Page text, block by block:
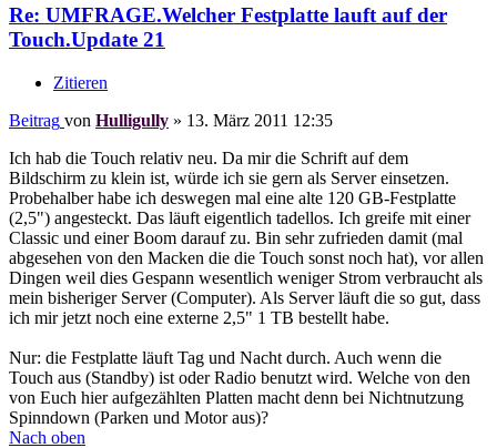
Re: UMFRAGE.Welcher Festplatte lauft auf der
Touch.Update 21
Zitieren
Beitrag von Hulligully » 13. März 2011 12:35
Ich hab die Touch relativ neu. Da mir die Schrift auf dem
Bildschirm zu klein ist, würde ich sie gern als Server einsetzen.
Probehalber habe ich deswegen mal eine alte 120 GB-Festplatte
(2,5") angesteckt. Das läuft eigentlich tadellos. Ich greife mit einer
Classic und einer Boom darauf zu. Bin sehr zufrieden damit (mal
abgesehen von den Macken die die Touch sonst noch hat), vor allen
Dingen weil dies Gespann wesentlich weniger Strom verbraucht als
mein bisheriger Server (Computer). Als Server läuft die so gut, dass
ich mir jetzt noch eine externe 2,5" 1 TB bestellt habe.
Nur: die Festplatte läuft Tag und Nacht durch. Auch wenn die
Touch aus (Standby) ist oder Radio benutzt wird. Welche von den
von Euch hier aufgezählten Platten macht denn bei Nichtnutzung
Spinndown (Parken und Motor aus)?
Nach oben